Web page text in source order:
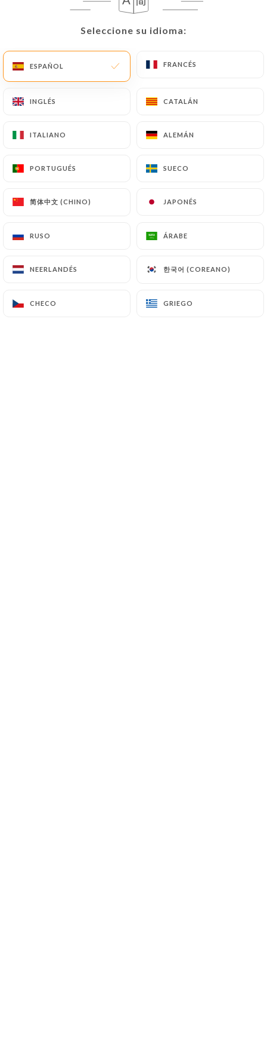
Seleccione su idioma:
ESPAÑOL FRANCÉS
INGLÉS CATALÁN
ITALIANO ALEMÁN
PORTUGUÉS SUECO
简体中文 (CHINO) JAPONÉS
RUSO ÁRABE
NEERLANDÉS 한국어 (COREANO)
CHECO GRIEGO
Contacto
Quentin-Fallavier
123 Rue Santoyon
Seleccione su idioma:
ESPAÑOL FRANCÉS
INGLÉS CATALÁN
ITALIANO ALEMÁN
PORTUGUÉS SUECO
简体中文 (CHINO) JAPONÉS
RUSO ÁRABE
NEERLANDÉS 한국어 (COREANO)
CHECO GRIEGO